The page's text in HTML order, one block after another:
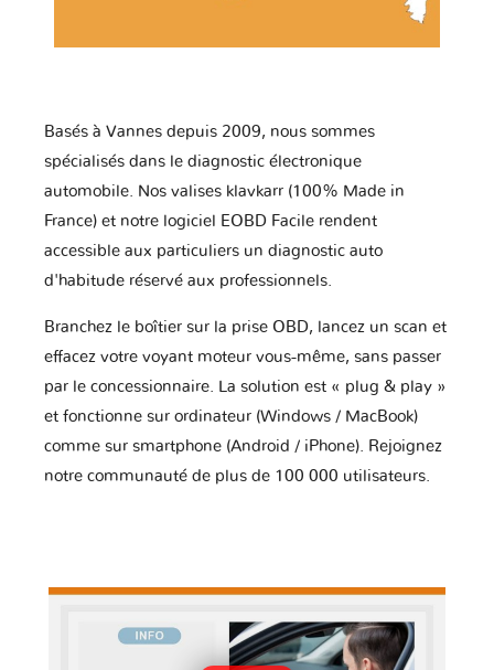
Basés à Vannes depuis 2009, nous sommes
spécialisés dans le diagnostic électronique
automobile. Nos valises klavkarr (100% Made in
France) et notre logiciel EOBD Facile rendent
accessible aux particuliers un diagnostic auto
d'habitude réservé aux professionnels.
Branchez le boîtier sur la prise OBD, lancez un scan et
effacez votre voyant moteur vous-même, sans passer
par le concessionnaire. La solution est « plug & play »
et fonctionne sur ordinateur (Windows / MacBook)
comme sur smartphone (Android / iPhone). Rejoignez
notre communauté de plus de 100 000 utilisateurs.